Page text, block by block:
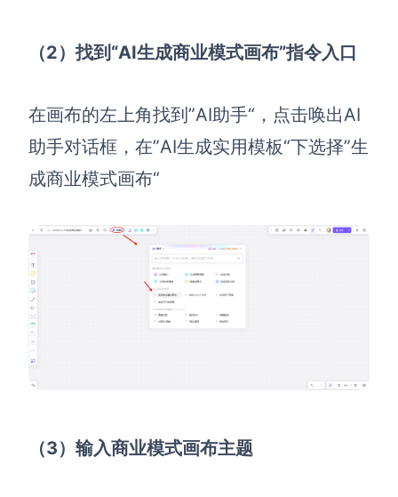
（2）找到“AI生成商业模式画布”指令入口
在画布的左上角找到”AI助手“，点击唤出AI
助手对话框，在”AI生成实用模板“下选择”生
成商业模式画布“
（3）输入商业模式画布主题